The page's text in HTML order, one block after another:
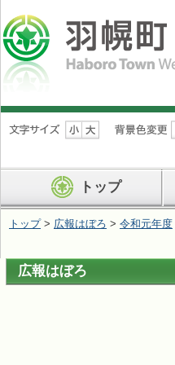
ナ
ビ
ン
を
す
トップ
トップ> 広報はぼろ > 令和元年度
広報はぼろ